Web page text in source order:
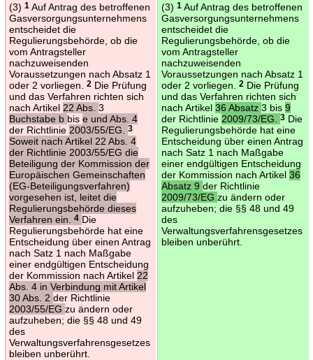
(3) 1Auf Antrag des betroffenen
Gasversorgungsunternehmens
entscheidet die
Regulierungsbehörde, ob die
vom Antragsteller
nachzuweisenden
Voraussetzungen nach Absatz 1
oder 2 vorliegen.
2Die Prüfung
und das Verfahren richten sich
nach Artikel 22 Abs. 3
Buchstabe b bis e und Abs. 4
der Richtlinie 2003/55/EG. 3
Soweit nach Artikel 22 Abs. 4
der Richtlinie 2003/55/EG die
Beteiligung der Kommission der
Europäischen Gemeinschaften
(EG-Beteiligungsverfahren)
vorgesehen ist, leitet die
Regulierungsbehörde dieses
Verfahren ein.
4 Die
Regulierungsbehörde hat eine
Entscheidung über einen Antrag
nach Satz 1 nach Maßgabe
einer endgültigen Entscheidung
der Kommission nach Artikel 22
Abs. 4 in Verbindung mit Artikel
30 Abs. 2 der Richtlinie
2003/55/EG zu ändern oder
aufzuheben; die §§ 48 und 49
des
Verwaltungsverfahrensgesetzes
bleiben unberührt.
(3) 1Auf Antrag des betroffenen
Gasversorgungsunternehmens
entscheidet die
Regulierungsbehörde, ob die
vom Antragsteller
nachzuweisenden
Voraussetzungen nach Absatz 1
oder 2 vorliegen.
2Die Prüfung
und das Verfahren richten sich
nach Artikel 36 Absatz 3 bis 9
der Richtlinie 2009/73/EG. 3Die
Regulierungsbehörde hat eine
Entscheidung über einen Antrag
nach Satz 1 nach Maßgabe
einer endgültigen Entscheidung
der Kommission nach Artikel 36
Absatz 9 der Richtlinie
2009/73/EG zu ändern oder
aufzuheben; die §§ 48 und 49
des
Verwaltungsverfahrensgesetzes
bleiben unberührt.